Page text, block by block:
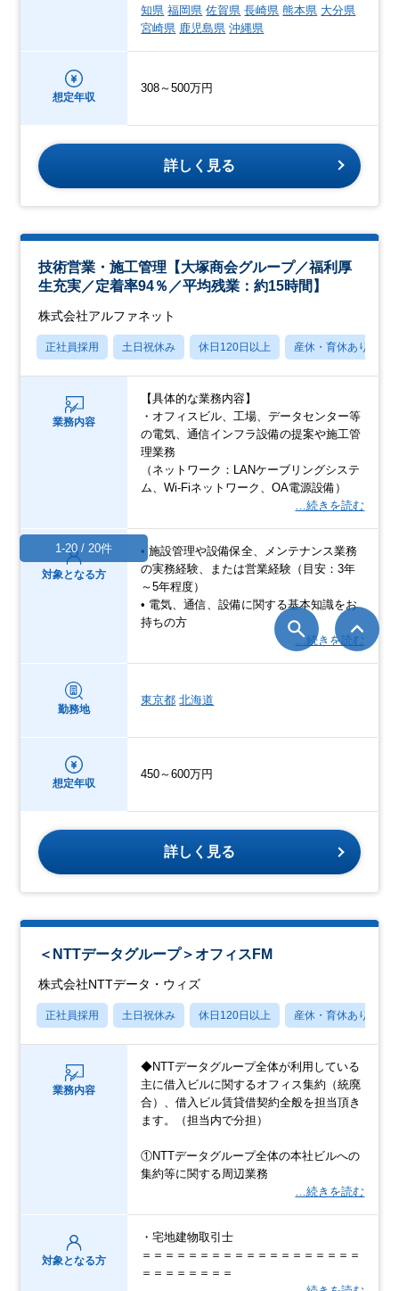
知県 福岡県 佐賀県 長崎県 熊本県 大分県
宮崎県 鹿児島県 沖縄県
想定年収
308～500万円
詳しく見る
技術営業・施工管理【大塚商会グループ／福利厚
生充実／定着率94％／平均残業：約15時間】
株式会社アルファネット
正社員採用 土日祝休み 休日120日以上 産休・育休あり
業務内容
【具体的な業務内容】
・オフィスビル、工場、データセンター等
の電気、通信インフラ設備の提案や施工管
理業務
（ネットワーク：LANケーブリングシステ
ム、Wi-Fiネットワーク、OA電源設備）
…続きを読む
対象となる方
• 施設管理や設備保全、メンテナンス業務
の実務経験、または営業経験（目安：3年
～5年程度）
• 電気、通信、設備に関する基本知識をお
持ちの方
…続きを読む
勤務地
東京都 北海道
想定年収
450～600万円
詳しく見る
＜NTTデータグループ＞オフィスFM
株式会社NTTデータ・ウィズ
正社員採用 土日祝休み 休日120日以上 産休・育休あり
業務内容
◆NTTデータグループ全体が利用している
主に借入ビルに関するオフィス集約（統廃
合）、借入ビル賃貸借契約全般を担当頂き
ます。（担当内で分担）
①NTTデータグループ全体の本社ビルへの
集約等に関する周辺業務
…続きを読む
対象となる方
・宅地建物取引士
＝＝＝＝＝＝＝＝＝＝＝＝＝＝＝＝＝＝＝
＝＝＝＝＝＝＝＝
1-20 / 20件